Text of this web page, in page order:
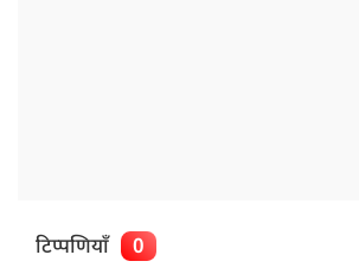
टिप्पणियाँ 0